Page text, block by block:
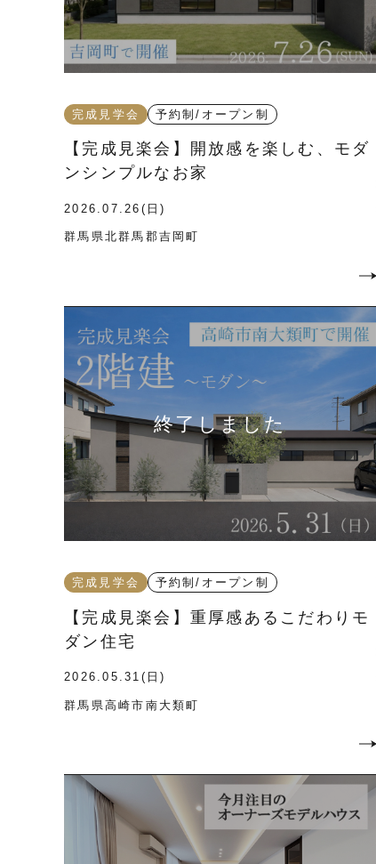
完成見学会 予約制/オープン制
【完成見楽会】開放感を楽しむ、モダ
ンシンプルなお家
2026.07.26(日)
群馬県北群馬郡吉岡町
完成見学会 予約制/オープン制
【完成見楽会】重厚感あるこだわりモ
ダン住宅
2026.05.31(日)
群馬県高崎市南大類町